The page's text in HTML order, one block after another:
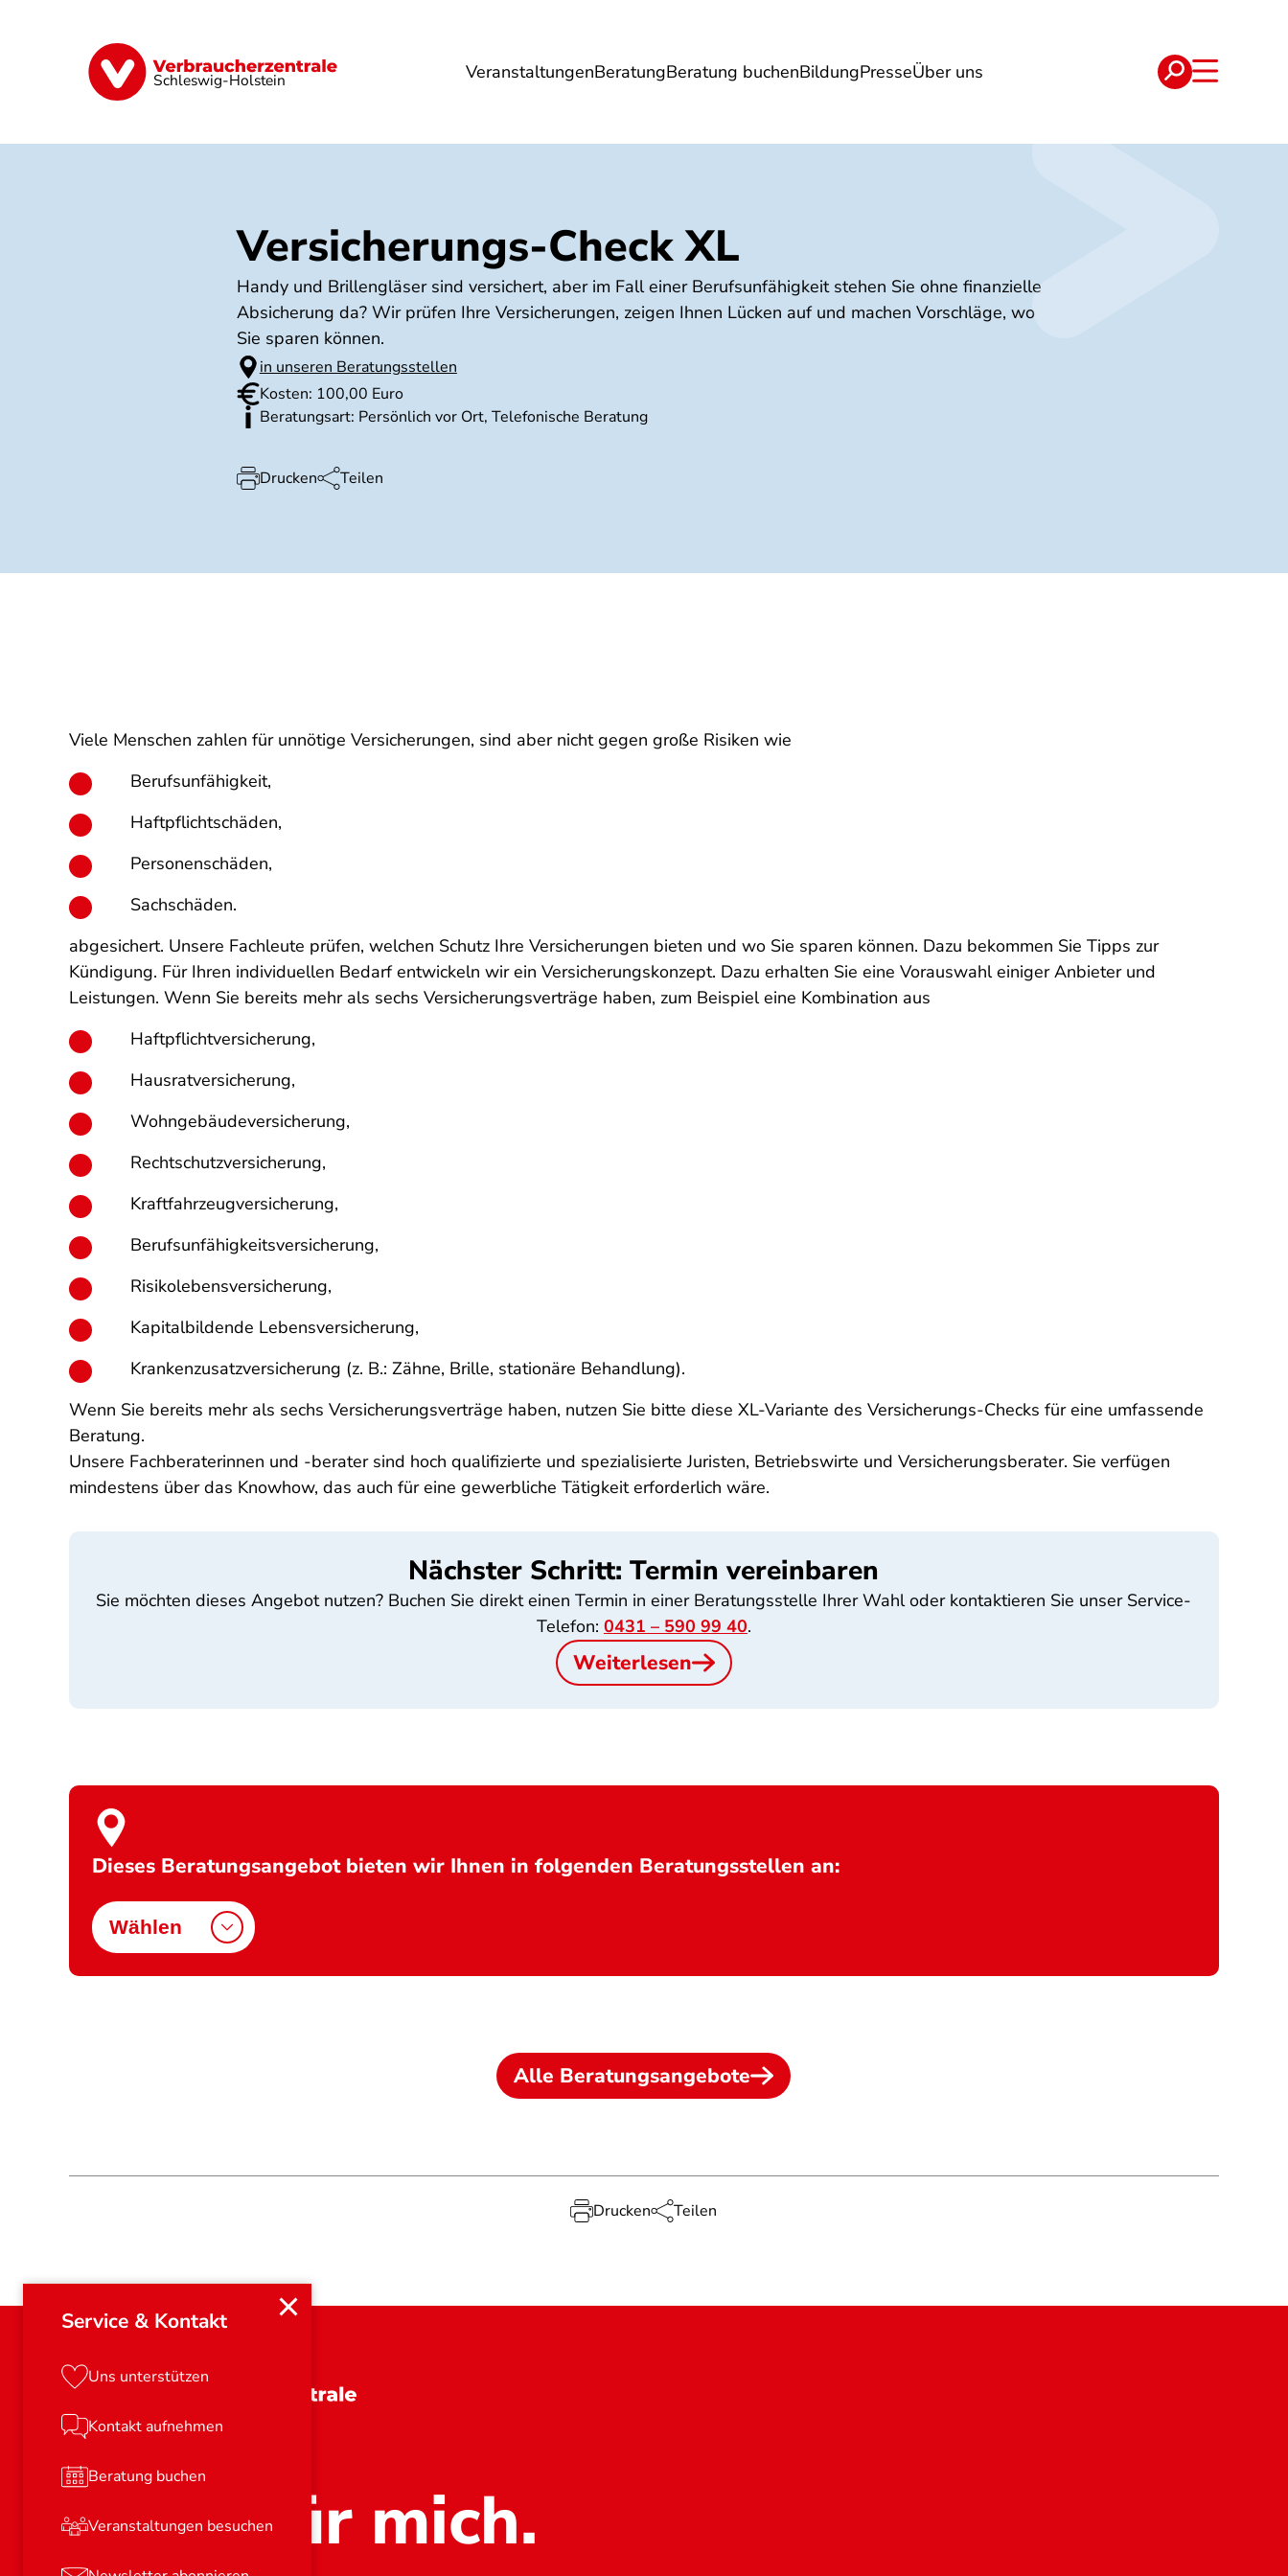
Schleswig-Holstein VeranstaltungenBeratungBeratung buchenBildungPresseÜber uns
Finanzen Digitales Lebensmittel Umwelt Gesundheit Energie Reise Verträge
Service & Kontakt
Uns unterstützen
Kontakt aufnehmen
Beratung buchen
Veranstaltungen besuchen
Versicherungs-Check XL
Handy und Brillengläser sind versichert, aber im Fall einer Berufsunfähigkeit stehen Sie ohne finanzielle
Absicherung da? Wir prüfen Ihre Versicherungen, zeigen Ihnen Lücken auf und machen Vorschläge, wo
Sie sparen können.
in unseren Beratungsstellen
Kosten: 100,00 Euro
Beratungsart: Persönlich vor Ort, Telefonische Beratung
Drucken Teilen
Viele Menschen zahlen für unnötige Versicherungen, sind aber nicht gegen große Risiken wie
Berufsunfähigkeit,
Haftpflichtschäden,
Personenschäden,
Sachschäden.
abgesichert. Unsere Fachleute prüfen, welchen Schutz Ihre Versicherungen bieten und wo Sie sparen können. Dazu bekommen Sie Tipps zur
Kündigung. Für Ihren individuellen Bedarf entwickeln wir ein Versicherungskonzept. Dazu erhalten Sie eine Vorauswahl einiger Anbieter und
Leistungen. Wenn Sie bereits mehr als sechs Versicherungsverträge haben, zum Beispiel eine Kombination aus
Haftpflichtversicherung,
Hausratversicherung,
Wohngebäudeversicherung,
Rechtschutzversicherung,
Kraftfahrzeugversicherung,
Berufsunfähigkeitsversicherung,
Risikolebensversicherung,
Kapitalbildende Lebensversicherung,
Krankenzusatzversicherung (z. B.: Zähne, Brille, stationäre Behandlung).
Wenn Sie bereits mehr als sechs Versicherungsverträge haben, nutzen Sie bitte diese XL-Variante des Versicherungs-Checks für eine umfassende
Beratung.
Unsere Fachberaterinnen und -berater sind hoch qualifizierte und spezialisierte Juristen, Betriebswirte und Versicherungsberater. Sie verfügen
mindestens über das Knowhow, das auch für eine gewerbliche Tätigkeit erforderlich wäre.
Nächster Schritt: Termin vereinbaren
Sie möchten dieses Angebot nutzen? Buchen Sie direkt einen Termin in einer Beratungsstelle Ihrer Wahl oder kontaktieren Sie unser Service-
Telefon: 0431 – 590 99 40.
Weiterlesen
Dieses Beratungsangebot bieten wir Ihnen in folgenden Beratungsstellen an:
Wählen
Alle Beratungsangebote
Drucken Teilen
Stark für mich.